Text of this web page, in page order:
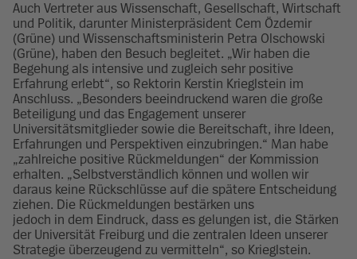
Auch Vertreter aus Wissenschaft, Gesellschaft, Wirtschaft
und Politik, darunter Ministerpräsident Cem Özdemir
(Grüne) und Wissenschaftsministerin Petra Olschowski
(Grüne), haben den Besuch begleitet. „Wir haben die
Begehung als intensive und zugleich sehr positive
Erfahrung erlebt“, so Rektorin Kerstin Krieglstein im
Anschluss. „Besonders beeindruckend waren die große
Beteiligung und das Engagement unserer
Universitätsmitglieder sowie die Bereitschaft, ihre Ideen,
Erfahrungen und Perspektiven einzubringen.“ Man habe
„zahlreiche positive Rückmeldungen“ der Kommission
erhalten. „Selbstverständlich können und wollen wir
daraus keine Rückschlüsse auf die spätere Entscheidung
ziehen. Die Rückmeldungen bestärken uns
jedoch in dem Eindruck, dass es gelungen ist, die Stärken
der Universität Freiburg und die zentralen Ideen unserer
Strategie überzeugend zu vermitteln“, so Krieglstein.